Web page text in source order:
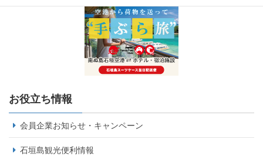
お役立ち情報
会員企業お知らせ・キャンペーン
石垣島観光便利情報